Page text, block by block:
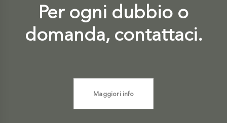
Per ogni dubbio o
domanda, contattaci.
Maggiori info